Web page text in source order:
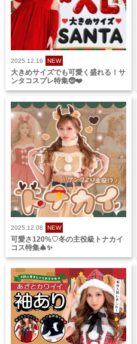
2025.12.16 NEW
大きめサイズでも可愛く盛れる！サ
ンタコスプレ特集🤶❤️
2025.12.08 NEW
可愛さ120%♡冬の主役級トナカイ
コス特集🎄✨